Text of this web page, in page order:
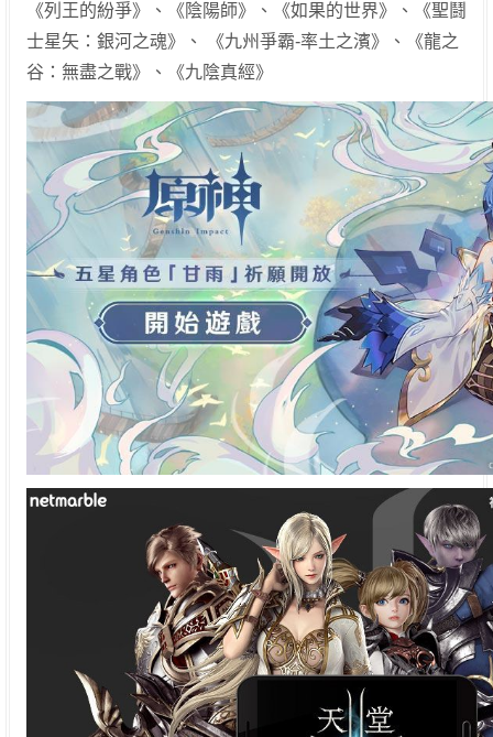
《列王的紛爭》、《陰陽師》、《如果的世界》、《聖鬪
士星矢：銀河之魂》、 《九州爭霸-率土之濱》、《龍之
谷：無盡之戰》、《九陰真經》